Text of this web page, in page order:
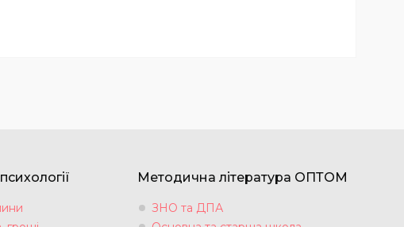
Методична література ОПТОМ
ЗНО та ДПА